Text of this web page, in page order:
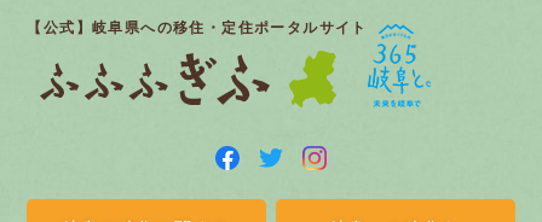
【公式】岐阜県への移住・定住ポータルサイト